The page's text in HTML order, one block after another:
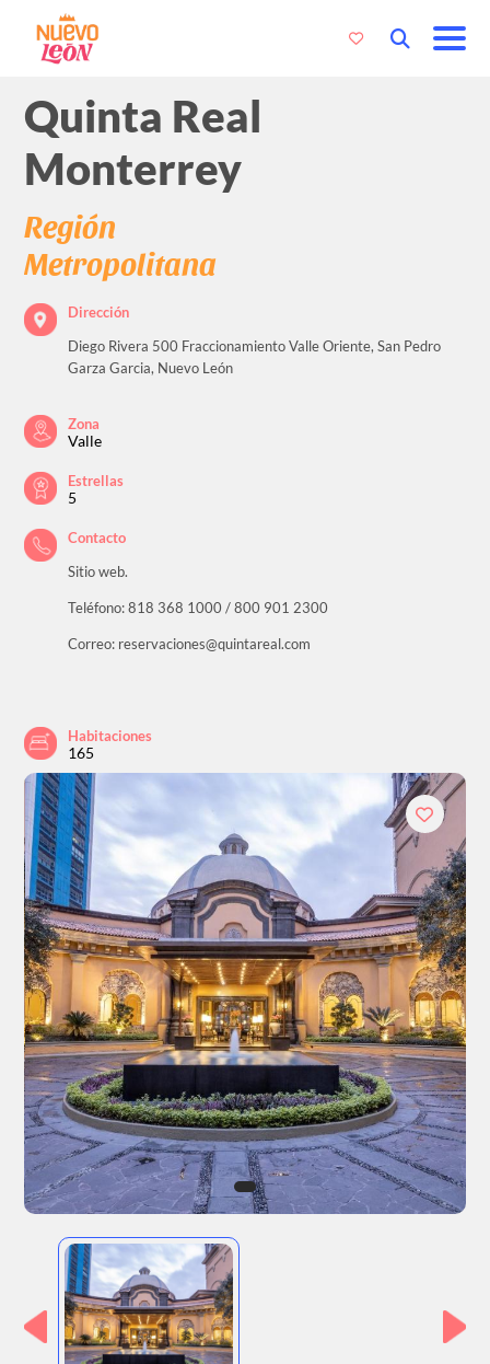
Quinta Real
Monterrey
Región
Metropolitana
Dirección
Diego Rivera 500 Fraccionamiento Valle Oriente, San Pedro
Garza Garcia, Nuevo León
Zona
Valle
Estrellas
5
Contacto
Sitio web.
Teléfono: 818 368 1000 / 800 901 2300
Correo: reservaciones@quintareal.com
Habitaciones
165